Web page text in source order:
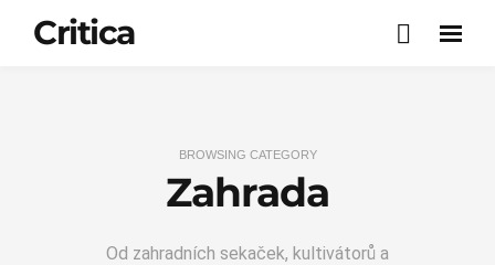
Critica
BROWSING CATEGORY
Zahrada
Od zahradních sekaček, kultivátorů a